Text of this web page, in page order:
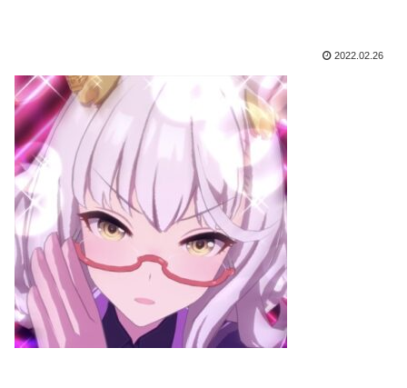
2022.02.26